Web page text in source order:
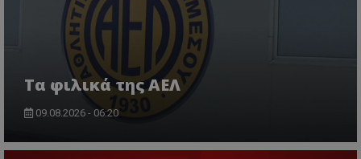
Τα φιλικά της ΑΕΛ
09.08.2026 - 06:20